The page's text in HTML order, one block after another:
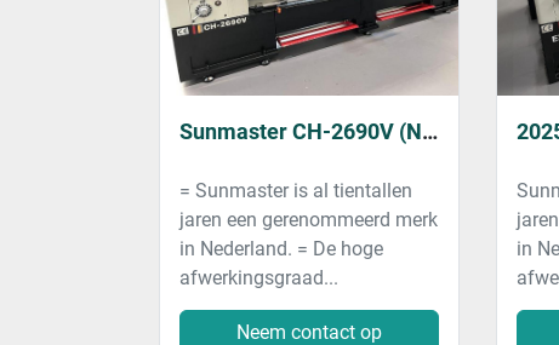
Sunmaster CH-2690V (New)
= Sunmaster is al tientallen
jaren een gerenommeerd merk
in Nederland. = De hoge
afwerkingsgraad...
Neem contact op
in